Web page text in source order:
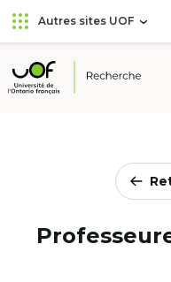
Aller
au
principal
Passer
au
Autres sites UOF
Université